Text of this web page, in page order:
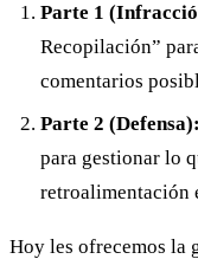
Parte 1
Recopilación”
comentarios
Parte 2 (Defensa):
para gestionar lo
retroalimentación
Hoy les ofrecemos la